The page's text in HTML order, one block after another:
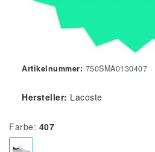
Artikelnummer: 750SMA0130407
Hersteller: Lacoste
Farbe: 407